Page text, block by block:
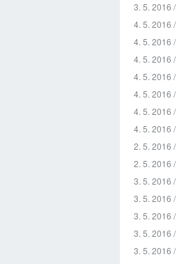
3. 5. 2016 /
4. 5. 2016 /
4. 5. 2016 /
4. 5. 2016 /
4. 5. 2016 /
4. 5. 2016 /
4. 5. 2016 /
4. 5. 2016 /
2. 5. 2016 /
2. 5. 2016 /
3. 5. 2016 /
3. 5. 2016 /
3. 5. 2016 /
3. 5. 2016 /
3. 5. 2016 /